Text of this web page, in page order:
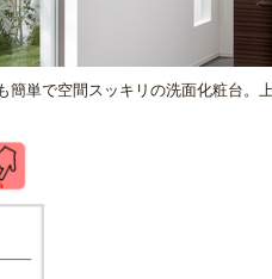
簡単で空間スッキリの洗面化粧台